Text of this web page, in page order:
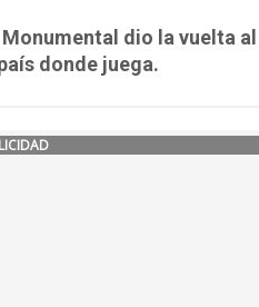
dio la vuelta
donde juega.